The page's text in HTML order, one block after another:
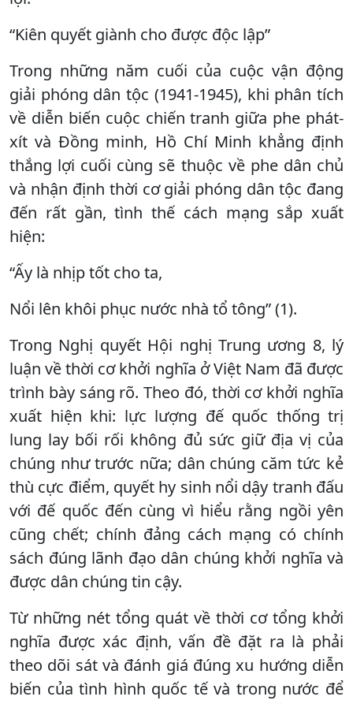
“Kiên quyết giành cho được độc lập”
Trong những năm cuối của cuộc vận động
giải phóng dân tộc (1941-1945), khi phân tích
về diễn biến cuộc chiến tranh giữa phe phát-
xít và Đồng minh, Hồ Chí Minh khẳng định
thắng lợi cuối cùng sẽ thuộc về phe dân chủ
và nhận định thời cơ giải phóng dân tộc đang
đến rất gần, tình thế cách mạng sắp xuất
hiện:
“Ấy là nhịp tốt cho ta,
Nổi lên khôi phục nước nhà tổ tông” (1).
Trong Nghị quyết Hội nghị Trung ương 8, lý
luận về thời cơ khởi nghĩa ở Việt Nam đã được
trình bày sáng rõ. Theo đó, thời cơ khởi nghĩa
xuất hiện khi: lực lượng đế quốc thống trị
lung lay bối rối không đủ sức giữ địa vị của
chúng như trước nữa; dân chúng căm tức kẻ
thù cực điểm, quyết hy sinh nổi dậy tranh đấu
với đế quốc đến cùng vì hiểu rằng ngồi yên
cũng chết; chính đảng cách mạng có chính
sách đúng lãnh đạo dân chúng khởi nghĩa và
được dân chúng tin cậy.
Từ những nét tổng quát về thời cơ tổng khởi
nghĩa được xác định, vấn đề đặt ra là phải
theo dõi sát và đánh giá đúng xu hướng diễn
biến của tình hình quốc tế và trong nước để